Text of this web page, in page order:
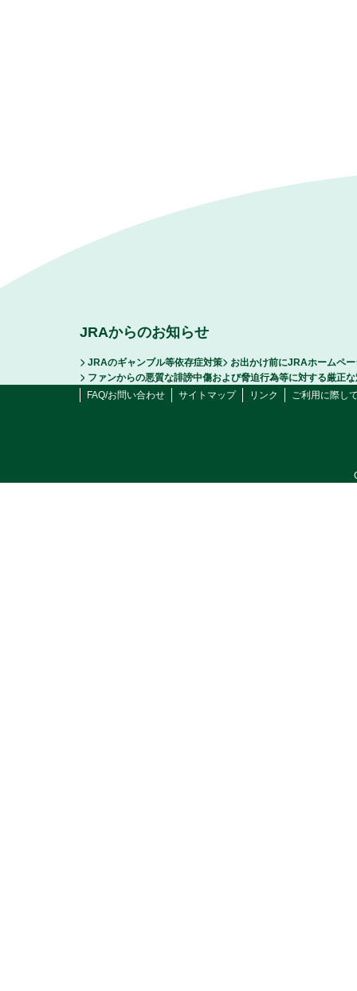
JRAからのお知らせ
JRAのギャンブル等依存症対策
お出かけ前にJRAホームペ
ファンからの悪質な誹謗中傷および脅迫行為等に対する厳正
FAQ/お問い合わせ
サイトマップ リンク ご利用に際し